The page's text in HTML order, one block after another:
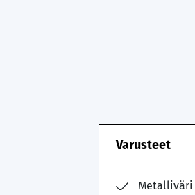
Varusteet
Metalliväri